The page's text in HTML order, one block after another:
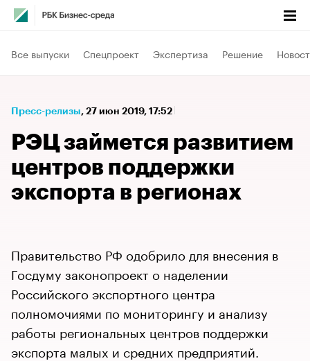
Все выпуски Спецпроект Экспертиза Решение
Пресс-релизы⁠, 27 июн 2019, 17:52
РЭЦ займется развитием
центров поддержки
экспорта в регионах
Правительство РФ одобрило для внесения в
Госдуму законопроект о наделении
Российского экспортного центра
полномочиями по мониторингу и анализу
работы региональных центров поддержки
экспорта малых и средних предприятий.